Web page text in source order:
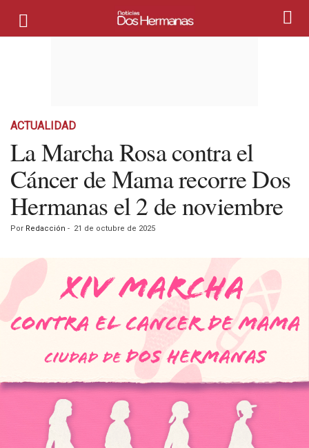
ACTUALIDAD
La Marcha Rosa contra el
Cáncer de Mama recorre Dos
Hermanas el 2 de noviembre
Por Redacción - 21 de octubre de 2025